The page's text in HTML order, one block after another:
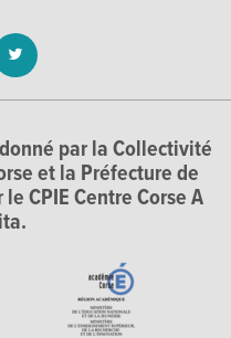
par la Collectivité
et la Préfecture de
CPIE Centre Corse A